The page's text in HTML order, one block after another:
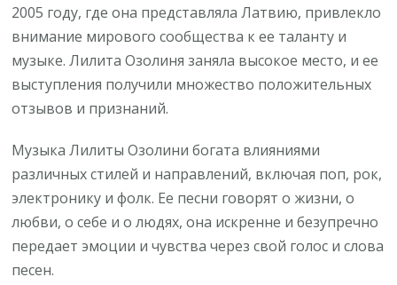
2005 году, где она представляла Латвию, привлекло
внимание мирового сообщества к ее таланту и
музыке. Лилита Озолиня заняла высокое место, и ее
выступления получили множество положительных
отзывов и признаний.
Музыка Лилиты Озолини богата влияниями
различных стилей и направлений, включая поп, рок,
электронику и фолк. Ее песни говорят о жизни, о
любви, о себе и о людях, она искренне и безупречно
передает эмоции и чувства через свой голос и слова
песен.